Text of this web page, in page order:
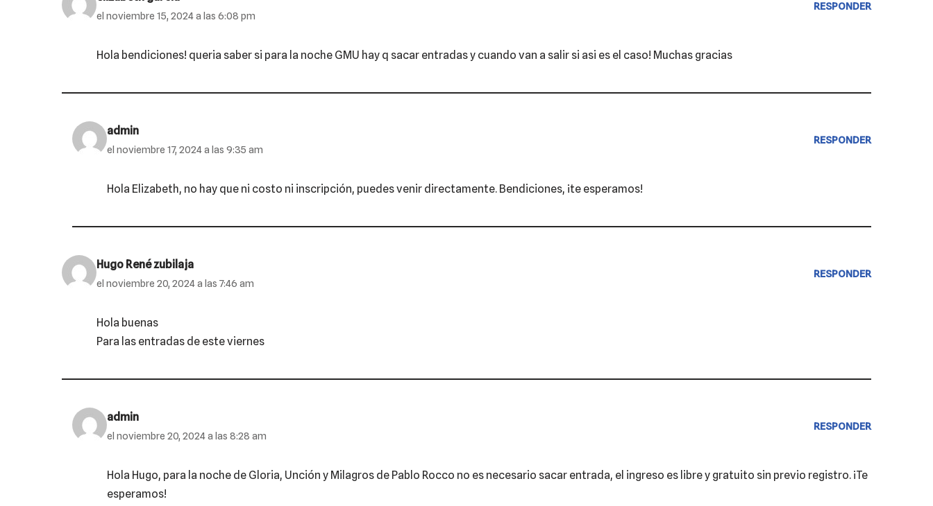
el noviembre 15, 2024 a las 6:08 pm
RESPONDER
Hola bendiciones! queria saber si para la noche GMU hay q sacar entradas y cuando van a salir si asi es el caso! Muchas gracias
admin
el noviembre 17, 2024 a las 9:35 am
RESPONDER
Hola Elizabeth, no hay que ni costo ni inscripción, puedes venir directamente. Bendiciones, ¡te esperamos!
Hugo René zubilaja
el noviembre 20, 2024 a las 7:46 am
RESPONDER
Hola buenas
Para las entradas de este viernes
admin
el noviembre 20, 2024 a las 8:28 am
RESPONDER
Hola Hugo, para la noche de Gloria, Unción y Milagros de Pablo Rocco no es necesario sacar entrada, el ingreso es libre y gratuito sin previo registro. ¡Te
esperamos!